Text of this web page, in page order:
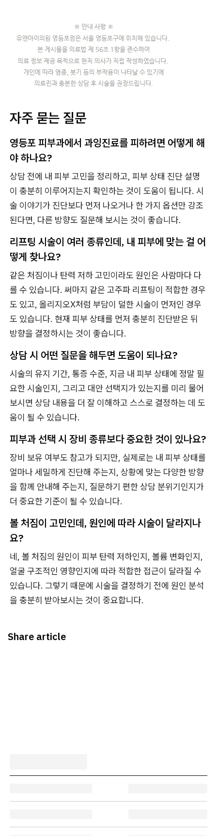
자주 묻는 질문
영등포 피부과에서 과잉진료를 피하려면 어떻게 해
야 하나요?
상담 전에 내 피부 고민을 정리하고, 피부 상태 진단 설명
이 충분히 이루어지는지 확인하는 것이 도움이 됩니다. 시
술 이야기가 진단보다 먼저 나오거나 한 가지 옵션만 강조
된다면, 다른 방향도 질문해 보시는 것이 좋습니다.
리프팅 시술이 여러 종류인데, 내 피부에 맞는 걸 어
떻게 찾나요?
같은 처짐이나 탄력 저하 고민이라도 원인은 사람마다 다
를 수 있습니다. 써마지 같은 고주파 리프팅이 적합한 경우
도 있고, 올리지오X처럼 부담이 덜한 시술이 먼저인 경우
도 있습니다. 현재 피부 상태를 먼저 충분히 진단받은 뒤
방향을 결정하시는 것이 좋습니다.
상담 시 어떤 질문을 해두면 도움이 되나요?
시술의 유지 기간, 통증 수준, 지금 내 피부 상태에 정말 필
요한 시술인지, 그리고 대안 선택지가 있는지를 미리 물어
보시면 상담 내용을 더 잘 이해하고 스스로 결정하는 데 도
움이 될 수 있습니다.
피부과 선택 시 장비 종류보다 중요한 것이 있나요?
장비 보유 여부도 참고가 되지만, 실제로는 내 피부 상태를
얼마나 세밀하게 진단해 주는지, 상황에 맞는 다양한 방향
을 함께 안내해 주는지, 질문하기 편한 상담 분위기인지가
더 중요한 기준이 될 수 있습니다.
볼 처짐이 고민인데, 원인에 따라 시술이 달라지나
요?
네, 볼 처짐의 원인이 피부 탄력 저하인지, 볼륨 변화인지,
얼굴 구조적인 영향인지에 따라 적합한 접근이 달라질 수
있습니다. 그렇기 때문에 시술을 결정하기 전에 원인 분석
을 충분히 받아보시는 것이 중요합니다.
Share article